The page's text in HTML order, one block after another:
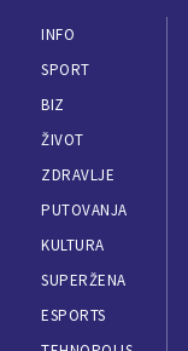
INFO
SPORT
BIZ
ŽIVOT
ZDRAVLJE
PUTOVANJA
KULTURA
SUPERŽENA
ESPORTS